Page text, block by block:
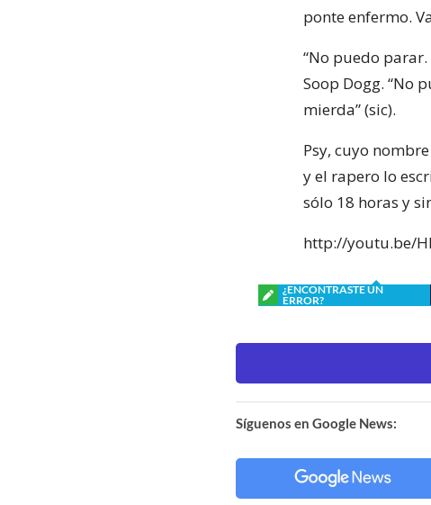
ponte enfermo.
“No puedo
Soop Dogg. “No
mierda” (sic).
Psy, cuyo
y el rapero lo
sólo 18 horas y
http://youtu.be/
¿ENCONTRASTE UN
ERROR?
Síguenos en Google News: